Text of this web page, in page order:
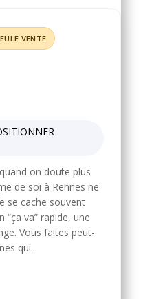
on doute plus
de soi à Rennes ne
se cache souvent
“ça va” rapide, une
Vous faites peut-
qui...